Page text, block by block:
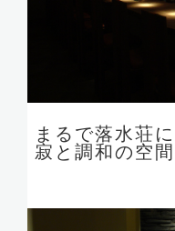
まるで落水荘
寂と調和の空間